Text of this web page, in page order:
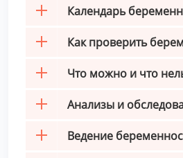
Календарь
Как проверить
Что можно и что
Анализы и
Ведение